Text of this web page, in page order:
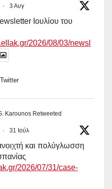
· 3 Αυγ
Ιουλίου του
2026/08/03/newsl
Twitter
Karounos Retweeted
· 31 Ιούλ
και πολύγλωσση
2026/07/31/case-